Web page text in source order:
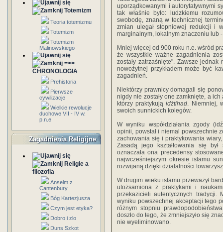
Totemizm
Teoria totemizmu
Totemizm
Totemizm
Malinowskiego
=>>
CHRONOLOGIA
Prehistoria
Pierwsze
cywilizacje
Wielkie rewolucje
duchowe VII - IV w.
p.n.e
Zagadnienia Religijne
Religie a
filozofia
Anselm z
Cantenbury
Bóg Kartezjusza
Czym jest etyka?
Dobro i zlo
Duns Szkot
uporządkowanymi i autorytatywnymi
tak właśnie było: ludzkiemu
swobodę, znaną w technicznej
zmian ulegał stopniowej redukcji i
marginalnym, lokalnym znaczeniu lub
Mniej więcej od 900 roku n.e. wśród
że wszystkie ważne zagadnienia
zostały zatrzaśnięte". Zawsze
nowożytnej przykładem może być
zagadnień.
Niektórzy prawnicy domagali się
nigdy nie zostały one zamknięte, a
którzy praktykująidżtihad. Niemniej,
swoich sunnickich kolegów.
W wyniku współdziałania zgody
opinii, powstał i niemal powszechnie
zachowania się i praktykowania
Zasadą jego kształtowania się
oznaczała ona precedensy
najwcze­śniejszym okresie islamu
rozwijaną dzięki działalności
W drugim wieku islamu przeważył
utożsamiona z praktykami i
przekazicieli autentycznych tradycji.
wyniku powszechnej akceptacji tego
różnym stopniu
doszło do tego, że zmniejszyło się
nie wyeliminowano.